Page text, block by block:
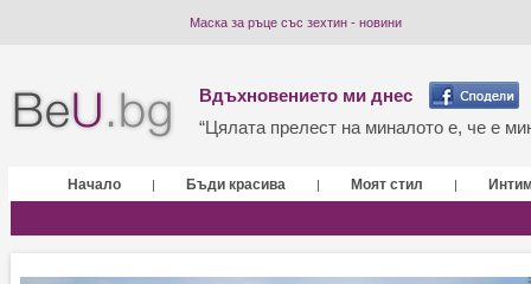
Маска за ръце със зехтин - новини
Вдъхновението ми днес
“Цялата прелест на миналото е, че е
Начало | Бъди красива | Моят стил |